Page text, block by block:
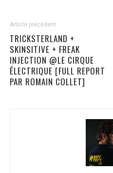
Article précédent
TRICKSTERLAND +
SKINSITIVE + FREAK
INJECTION @LE CIRQUE
ÉLECTRIQUE [FULL REPORT
PAR ROMAIN COLLET]